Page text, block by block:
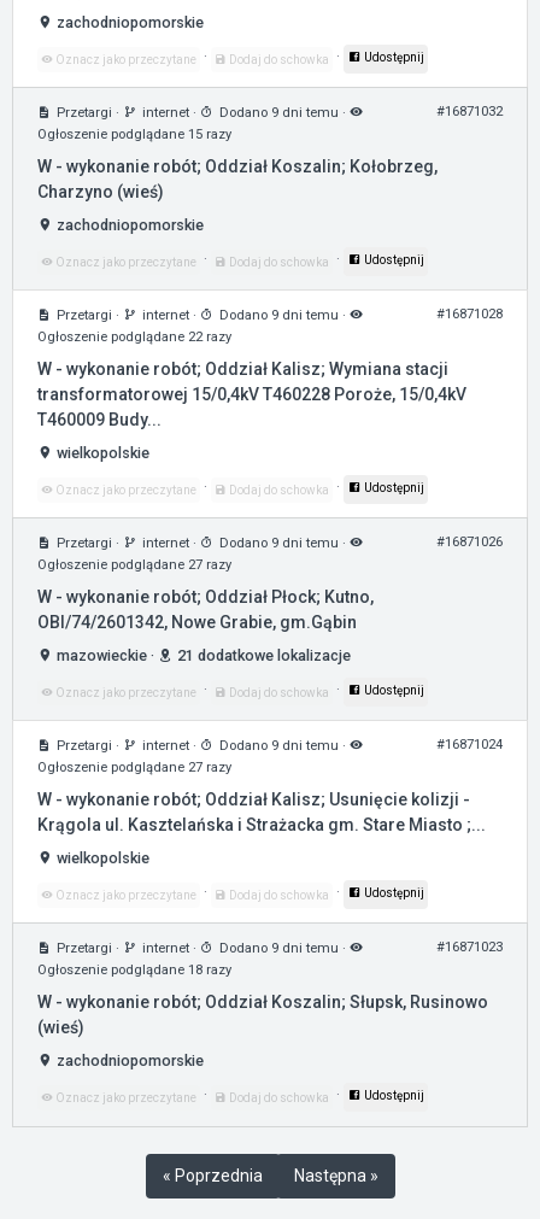
zachodniopomorskie
Oznacz jako przeczytane · Dodaj do schowka · Udostępnij
Przetargi · internet · Dodano 9 dni temu ·
Ogłoszenie podglądane 15 razy
#16871032
W - wykonanie robót; Oddział Koszalin; Kołobrzeg,
Charzyno (wieś)
zachodniopomorskie
Oznacz jako przeczytane · Dodaj do schowka · Udostępnij
Przetargi · internet · Dodano 9 dni temu ·
Ogłoszenie podglądane 22 razy
#16871028
W - wykonanie robót; Oddział Kalisz; Wymiana stacji
transformatorowej 15/0,4kV T460228 Poroże, 15/0,4kV
T460009 Budy...
wielkopolskie
Oznacz jako przeczytane · Dodaj do schowka · Udostępnij
Przetargi · internet · Dodano 9 dni temu ·
Ogłoszenie podglądane 27 razy
#16871026
W - wykonanie robót; Oddział Płock; Kutno,
OBI/74/2601342, Nowe Grabie, gm.Gąbin
mazowieckie · 21 dodatkowe lokalizacje
Oznacz jako przeczytane · Dodaj do schowka · Udostępnij
Przetargi · internet · Dodano 9 dni temu ·
Ogłoszenie podglądane 27 razy
#16871024
W - wykonanie robót; Oddział Kalisz; Usunięcie kolizji -
Krągola ul. Kasztelańska i Strażacka gm. Stare Miasto ;...
wielkopolskie
Oznacz jako przeczytane · Dodaj do schowka · Udostępnij
Przetargi · internet · Dodano 9 dni temu ·
Ogłoszenie podglądane 18 razy
#16871023
W - wykonanie robót; Oddział Koszalin; Słupsk, Rusinowo
(wieś)
zachodniopomorskie
Oznacz jako przeczytane · Dodaj do schowka · Udostępnij
« Poprzednia Następna »